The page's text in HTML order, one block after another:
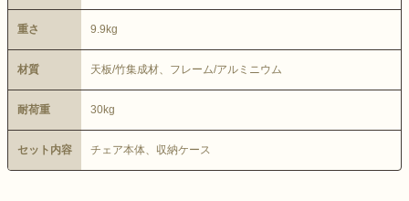
重さ 9.9kg
材質 天板/竹集成材、フレーム/アルミニウム
耐荷重 30kg
セット内容 チェア本体、収納ケース